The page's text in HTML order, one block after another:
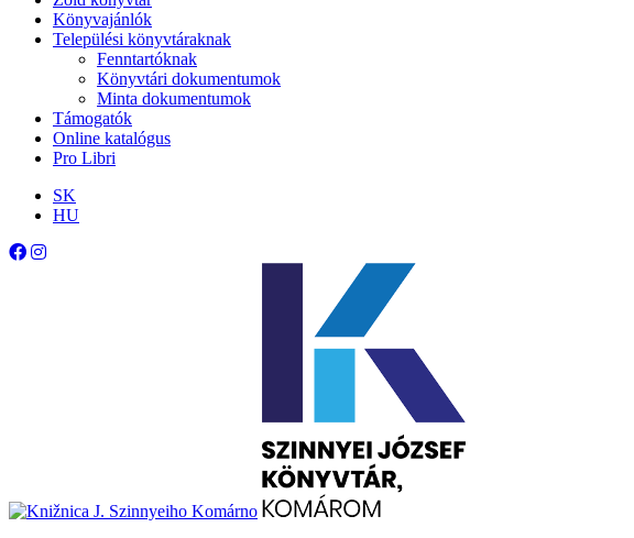
Könyvajánlók
Települési könyvtáraknak
Fenntartóknak
Könyvtári dokumentumok
Minta dokumentumok
Támogatók
Online katalógus
Pro Libri
SK
HU